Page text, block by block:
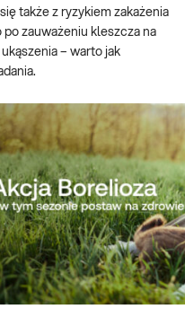
także z ryzykiem zakażenia
zauważeniu kleszcza na
– warto jak